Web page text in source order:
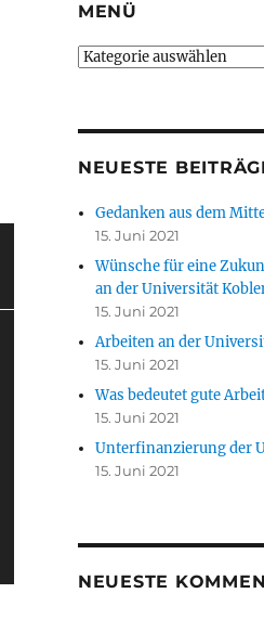
MENÜ
Menü
NEUESTE
Gedanken aus dem
15. Juni 2021
Wünsche für eine
an der Universität
15. Juni 2021
Arbeiten an der
15. Juni 2021
Was bedeutet gute
15. Juni 2021
Unterfinanzierung der
15. Juni 2021
NEUESTE